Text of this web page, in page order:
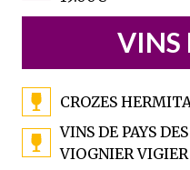
VINS
CROZES
VINS DE PAYS
VIOGNIER